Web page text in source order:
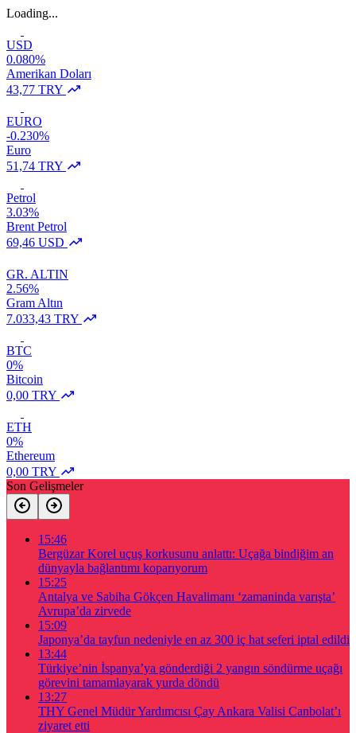
Loading...
USD
0.080%
Amerikan Doları
43,77 TRY
EURO
-0.230%
Euro
51,74 TRY
Petrol
3.03%
Brent Petrol
69,46 USD
GR. ALTIN
2.56%
Gram Altın
7.033,43 TRY
BTC
0%
Bitcoin
0,00 TRY
ETH
0%
Ethereum
0,00 TRY
Son Gelişmeler
15:46
Bergüzar Korel uçuş korkusunu anlattı: Uçağa bindiğim an
dünyayla bağlantımı koparıyorum
15:25
Antalya ve Sabiha Gökçen Havalimanı ‘zamaninda varışta’
Avrupa’da zirvede
15:09
Japonya’da tayfun nedeniyle en az 300 iç hat seferi iptal edildi
13:44
Türkiye’nin İspanya’ya gönderdiği 2 yangın söndürme uçağı
görevini tamamlayarak yurda döndü
13:27
THY Genel Müdür Yardımcısı Çay Ankara Valisi Canbolat’ı
ziyaret etti